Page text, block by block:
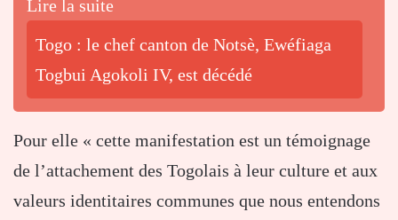
Lire la suite
Togo : le chef canton de Notsè, Ewéfiaga
Togbui Agokoli IV, est décédé
Pour elle « cette manifestation est un témoignage
de l’attachement des Togolais à leur culture et aux
valeurs identitaires communes que nous entendons